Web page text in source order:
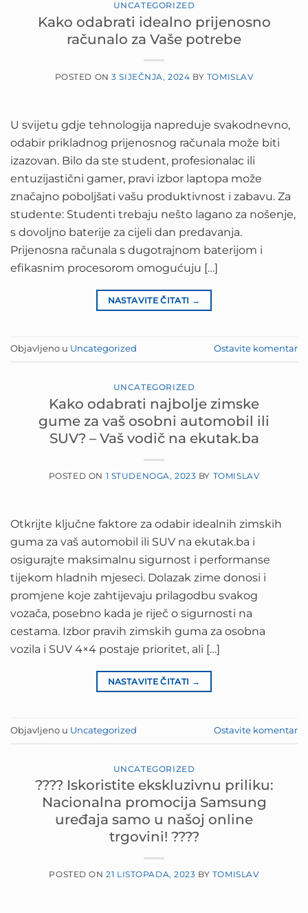
UNCATEGORIZED
Kako odabrati idealno prijenosno
računalo za Vaše potrebe
POSTED ON3 SIJEČNJA, 2024 BY TOMISLAV
U svijetu gdje tehnologija napreduje svakodnevno,
odabir prikladnog prijenosnog računala može biti
izazovan. Bilo da ste student, profesionalac ili
entuzijastični gamer, pravi izbor laptopa može
značajno poboljšati vašu produktivnost i zabavu. Za
studente: Studenti trebaju nešto lagano za nošenje,
s dovoljno baterije za cijeli dan predavanja.
Prijenosna računala s dugotrajnom baterijom i
efikasnim procesorom omogućuju […]
NASTAVITE ČITATI →
Objavljeno u Uncategorized Ostavite komentar
UNCATEGORIZED
Kako odabrati najbolje zimske
gume za vaš osobni automobil ili
SUV? – Vaš vodič na ekutak.ba
POSTED ON 1 STUDENOGA, 2023 BY TOMISLAV
Otkrijte ključne faktore za odabir idealnih zimskih
guma za vaš automobil ili SUV na ekutak.ba i
osigurajte maksimalnu sigurnost i performanse
tijekom hladnih mjeseci. Dolazak zime donosi i
promjene koje zahtijevaju prilagodbu svakog
vozača, posebno kada je riječ o sigurnosti na
cestama. Izbor pravih zimskih guma za osobna
vozila i SUV 4×4 postaje prioritet, ali […]
NASTAVITE ČITATI →
Objavljeno u Uncategorized Ostavite komentar
UNCATEGORIZED
???? Iskoristite ekskluzivnu priliku:
Nacionalna promocija Samsung
uređaja samo u našoj online
trgovini! ????
POSTED ON21 LISTOPADA, 2023 BY TOMISLAV